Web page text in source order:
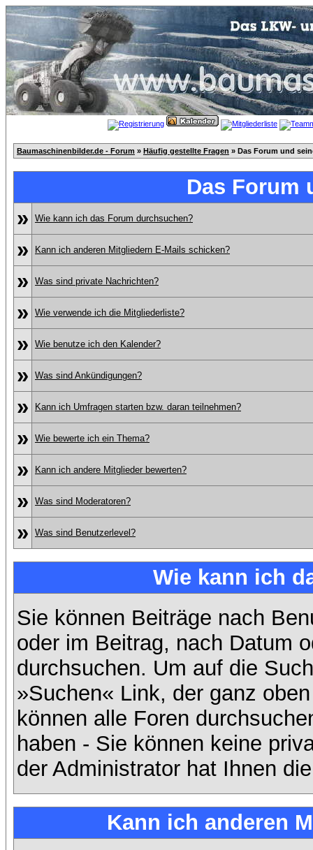
Baumaschinenbilder.de - Forum » Häufig gestellte Fragen » Das Forum und
Das Forum
»
Wie kann ich das Forum durchsuchen?
» Kann ich anderen Mitgliedern E-Mails schicken?
» Was sind private Nachrichten?
» Wie verwende ich die Mitgliederliste?
» Wie benutze ich den Kalender?
» Was sind Ankündigungen?
» Kann ich Umfragen starten bzw. daran teilnehmen?
» Wie bewerte ich ein Thema?
» Kann ich andere Mitglieder bewerten?
» Was sind Moderatoren?
» Was sind Benutzerlevel?
Wie kann ich
Sie können Beiträge nach
oder im Beitrag, nach Datum
durchsuchen. Um auf die
»Suchen« Link, der ganz
können alle Foren
haben - Sie können keine
der Administrator hat Ihnen
Kann ich anderen